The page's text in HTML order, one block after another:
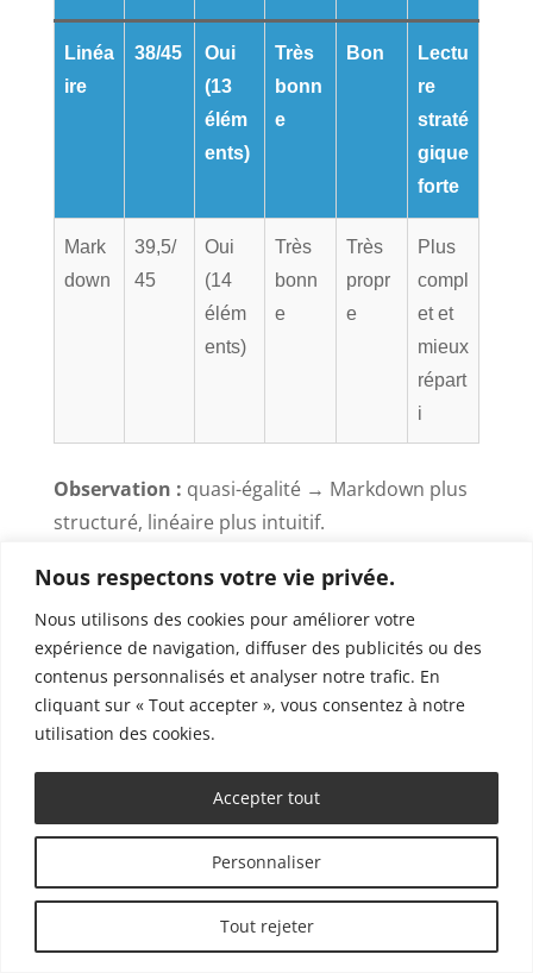
Nous respectons votre vie privée.
Nous utilisons des cookies pour améliorer votre
expérience de navigation, diffuser des publicités ou des
contenus personnalisés et analyser notre trafic. En
cliquant sur « Tout accepter », vous consentez à notre
utilisation des cookies.
Personnaliser
Tout rejeter
Accepter tout
Linéa
ire
38/45
Oui
(13
élém
ents)
Très
bonn
e
Bon
Lectu
re
straté
gique
forte
Mark
down
39,5/
45
Oui
(14
élém
ents)
Très
bonn
e
Très
propr
e
Plus
compl
et et
mieux
répart
i
Observation : quasi-égalité → Markdown plus
structuré, linéaire plus intuitif.
Claude Haiku 4.5 —
Form
prom
e
Resp
consi
Priori
satio
Form
at de
Lectu
Linéa
38/45 Oui
Très
bonn
e
Corre
Anal
plus